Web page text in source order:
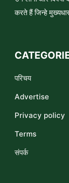
करते हैं जिन्हे
परिचय
Advertise
Privacy policy
Terms
संपर्क